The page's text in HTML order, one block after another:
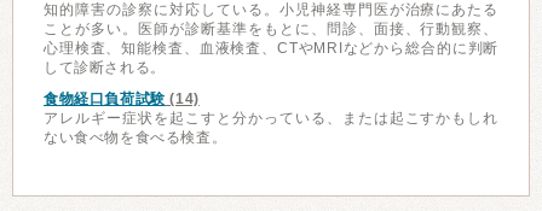
知的障害の診察に対応している。小児神経専門医が治療にあたる
ことが多い。医師が診断基準をもとに、問診、面接、行動観察、
心理検査、知能検査、血液検査、CTやMRIなどから総合的に判断
して診断される。
食物経口負荷試験 (14)
アレルギー症状を起こすと分かっている、または起こすかもしれ
ない食べ物を食べる検査。